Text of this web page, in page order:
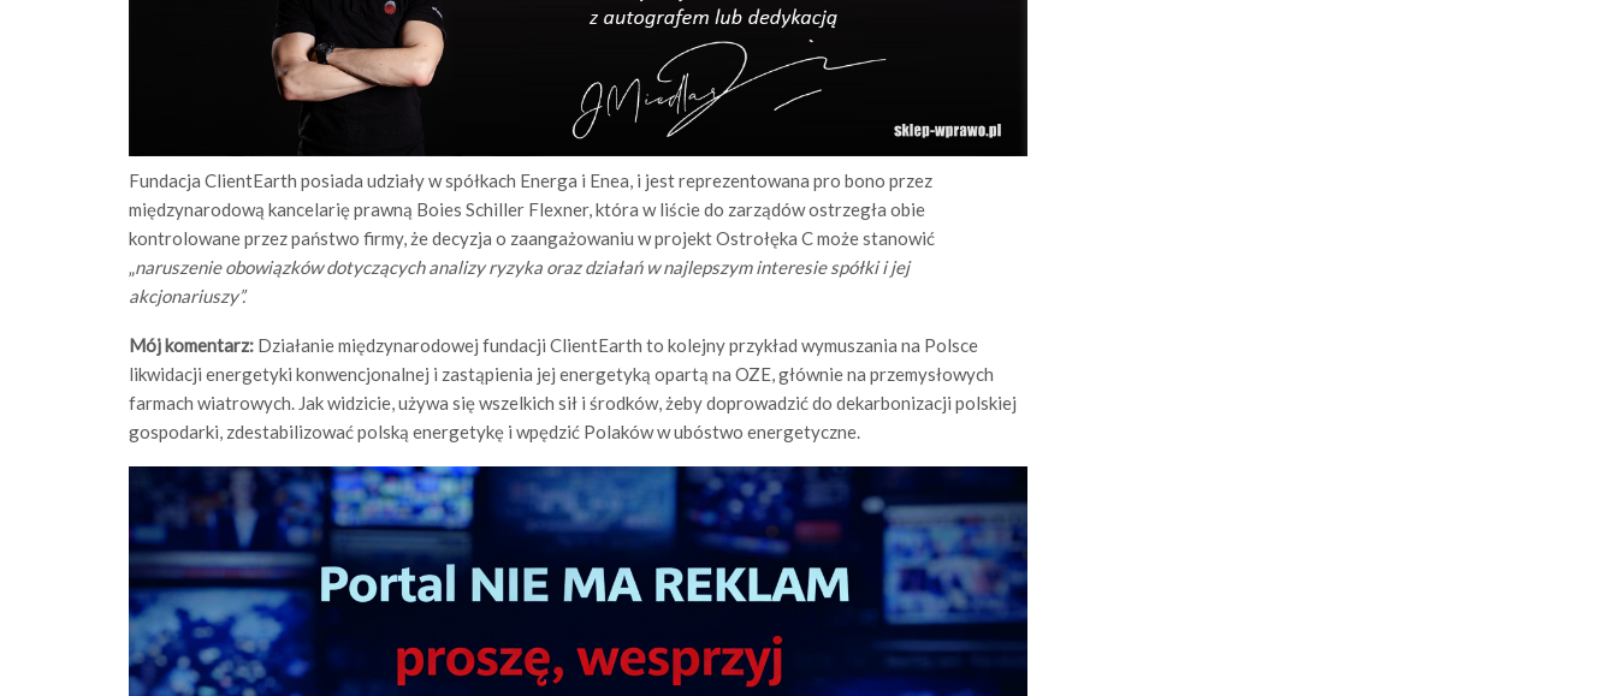
Fundacja ClientEarth posiada udziały w spółkach Energa i Enea, i jest reprezentowana pro bono przez
międzynarodową kancelarię prawną Boies Schiller Flexner, która w liście do zarządów ostrzegła obie
kontrolowane przez państwo firmy, że decyzja o zaangażowaniu w projekt Ostrołęka C może stanowić
„naruszenie obowiązków dotyczących analizy ryzyka oraz działań w najlepszym interesie spółki i jej
akcjonariuszy”.
Mój komentarz: Działanie międzynarodowej fundacji ClientEarth to kolejny przykład wymuszania na Polsce
likwidacji energetyki konwencjonalnej i zastąpienia jej energetyką opartą na OZE, głównie na przemysłowych
farmach wiatrowych. Jak widzicie, używa się wszelkich sił i środków, żeby doprowadzić do dekarbonizacji polskiej
gospodarki, zdestabilizować polską energetykę i wpędzić Polaków w ubóstwo energetyczne.